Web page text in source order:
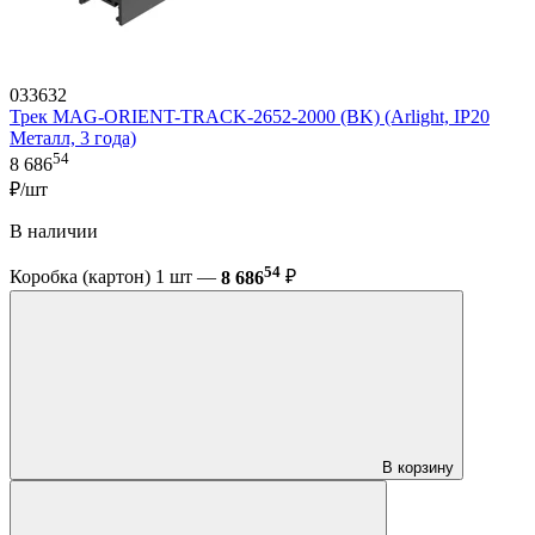
033632
Трек MAG-ORIENT-TRACK-2652-2000 (BK) (Arlight, IP20
Металл, 3 года)
8 68654
₽/шт
В наличии
Коробка (картон) 1 шт — 8 68654 ₽
В корзину